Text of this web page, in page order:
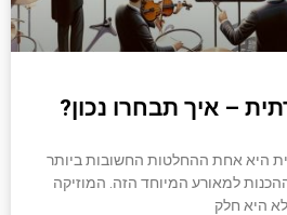
– איך תבחרו נכון?
היא אחת ההחלטות החשובות ביותר
למאורע המיוחד הזה. המוזיקה
היא חלק